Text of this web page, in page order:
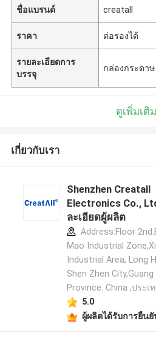
ชื่อแบรนด์ creatall
ราคา ต่อรองได้
รายละเอียดการ
บรรจุ
กล่องกระดาษ
ดูเพิ่มเติม
เกี่ยวกับเรา
Shenzhen Creatall
Electronics Co.,
ละเอียดผู้ผลิต
Address:Floor
Mao Industrial
Industrial Area, Long
Shen Zhen City,Guang
Province. China ,ประเ
5.0
ผู้ผลิตได้รับการยืนยั